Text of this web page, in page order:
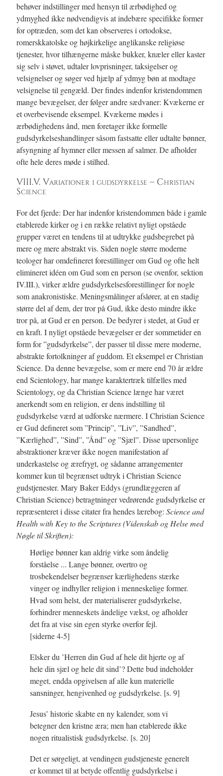
behøver indstillinger med hensyn til ærbødighed og
ydmyghed ikke nødvendigvis at indebære specifikke former
for optræden, som det kan observeres i ortodokse,
romerskkatolske og højkirkelige anglikanske religiøse
tjenester, hvor tilhængerne måske bukker, knæler eller kaster
sig selv i støvet, udtaler lovprisninger, taksigelser og
velsignelser og søger ved hjælp af ydmyg bøn at modtage
velsignelse til gengæld. Der findes indenfor kristendommen
mange bevægelser, der følger andre sædvaner: Kvækerne er
et overbevisende eksempel. Kvækerne mødes i
ærbødighedens ånd, men foretager ikke formelle
gudsdyrkelseshandlinger såsom fastsatte eller udtalte bønner,
afsyngning af hymner eller messen af salmer. De afholder
ofte hele deres møde i stilhed.
VIII.V. Variationer i gudsdyrkelse – Christian
Science
For det fjerde: Der har indenfor kristendommen både i gamle
etablerede kirker og i en række relativt nyligt opståede
grupper været en tendens til at udtrykke gudsbegrebet på
mere og mere abstrakt vis. Siden nogle større moderne
teologer har omdefineret forestillinger om Gud og ofte helt
elimineret idéen om Gud som en person (se ovenfor, sektion
IV.III.), virker ældre gudsdyrkelsesforestillinger for nogle
som anakronistiske. Meningsmålinger afslører, at en stadig
større del af dem, der tror på Gud, ikke desto mindre ikke
tror på, at Gud er en person. De bedyrer i stedet, at Gud er
en kraft. I nyligt opståede bevægelser er der sommetider en
form for ”gudsdyrkelse”, der passer til disse mere moderne,
abstrakte fortolkninger af guddom. Et eksempel er Christian
Science. Da denne bevægelse, som er mere end 70 år ældre
end Scientology, har mange karaktertræk tilfælles med
Scientology, og da Christian Science længe har været
anerkendt som en religion, er dens indstilling til
gudsdyrkelse værd at udforske nærmere. I Christian Science
er Gud defineret som ”Princip”, ”Liv”, ”Sandhed”,
”Kærlighed”, ”Sind”, ”Ånd” og ”Sjæl”. Disse upersonlige
abstraktioner kræver ikke nogen manifestation af
underkastelse og ærefrygt, og sådanne arrangementer
kommer kun til begrænset udtryk i Christian Science
gudstjenester. Mary Baker Eddys (grundlæggeren af
Christian Science) betragtninger vedrørende gudsdyrkelse er
repræsenteret i disse citater fra hendes lærebog: Science and
Health with Key to the Scriptures (Videnskab og Helse med
Nøgle til Skriften):
Hørlige bønner kan aldrig virke som åndelig
forståelse ... Lange bønner, overtro og
trosbekendelser begrænser kærlighedens stærke
vinger og indhyller religion i menneskelige former.
Hvad som helst, der materialiserer gudsdyrkelse,
forhindrer menneskets åndelige vækst, og afholder
det fra at vise sin egen styrke overfor fejl.
[siderne 4-5]
Elsker du ’Herren din Gud af hele dit hjerte og af
hele din sjæl og hele dit sind’? Dette bud indeholder
meget, endda opgivelsen af alle kun materielle
sansninger, hengivenhed og gudsdyrkelse. [s. 9]
Jesus’ historie skabte en ny kalender, som vi
betegner den kristne æra; men han etablerede ikke
nogen ritualistisk gudsdyrkelse. [s. 20]
Det er sørgeligt, at vendingen gudstjeneste generelt
er kommet til at betyde offentlig gudsdyrkelse i